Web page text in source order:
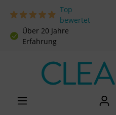
Zum Hauptinhalt springen
Top
bewertet
Über 20 Jahre
Erfahrung